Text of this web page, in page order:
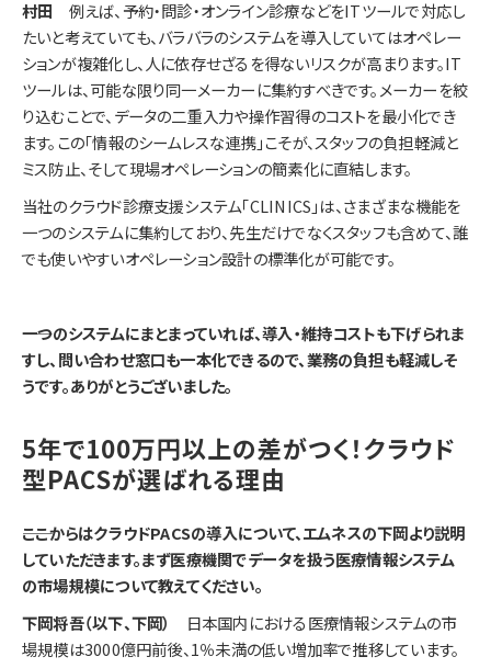
村田 例えば、予約・問診・オンライン診療などをITツールで対応し
たいと考えていても、バラバラのシステムを導入していてはオペレー
ションが複雑化し、人に依存せざるを得ないリスクが高まります。IT
ツールは、可能な限り同一メーカーに集約すべきです。メーカーを絞
り込むことで、データの二重入力や操作習得のコストを最小化でき
ます。この「情報のシームレスな連携」こそが、スタッフの負担軽減と
ミス防止、そして現場オペレーションの簡素化に直結します。
当社のクラウド診療支援システム「CLINICS」は、さまざまな機能を
一つのシステムに集約しており、先生だけでなくスタッフも含めて、誰
でも使いやすいオペレーション設計の標準化が可能です。
――一つのシステムにまとまっていれば、導入・維持コストも下げられま
すし、問い合わせ窓口も一本化できるので、業務の負担も軽減しそ
うです。ありがとうございました。
5年で100万円以上の差がつく！クラウド
型PACSが選ばれる理由
――ここからはクラウドPACSの導入について、エムネスの下岡より説明
していただきます。まず医療機関でデータを扱う医療情報システム
の市場規模について教えてください。
下岡将吾（以下、下岡）
日本国内における医療情報システムの市
場規模は3000億円前後、1％未満の低い増加率で推移しています。